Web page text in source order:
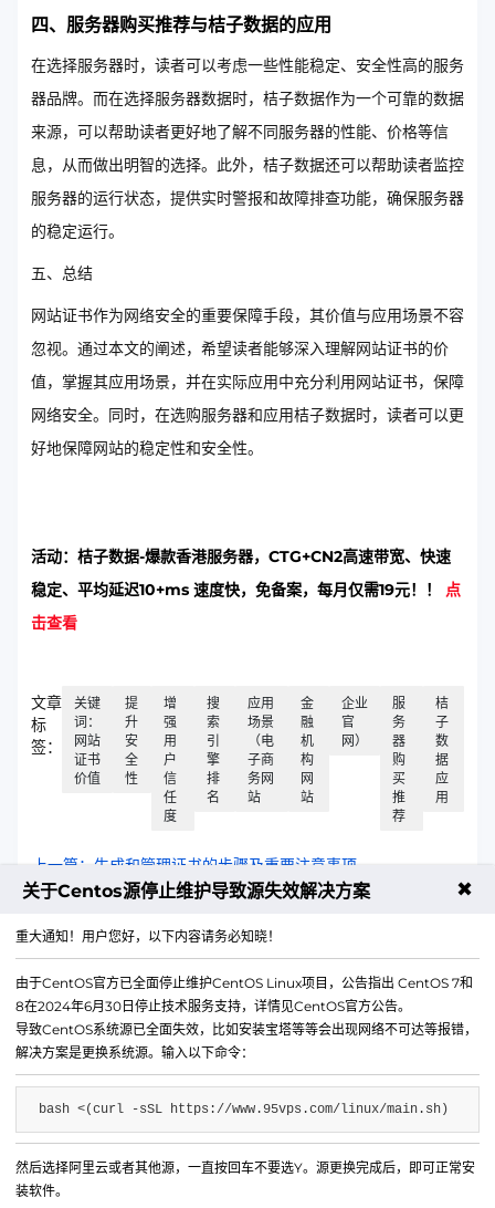
四、服务器购买推荐与桔子数据的应用
在选择服务器时，读者可以考虑一些性能稳定、安全性高的服务
器品牌。而在选择服务器数据时，桔子数据作为一个可靠的数据
来源，可以帮助读者更好地了解不同服务器的性能、价格等信
息，从而做出明智的选择。此外，桔子数据还可以帮助读者监控
服务器的运行状态，提供实时警报和故障排查功能，确保服务器
的稳定运行。
五、总结
网站证书作为网络安全的重要保障手段，其价值与应用场景不容
忽视。通过本文的阐述，希望读者能够深入理解网站证书的价
值，掌握其应用场景，并在实际应用中充分利用网站证书，保障
网络安全。同时，在选购服务器和应用桔子数据时，读者可以更
好地保障网站的稳定性和安全性。
活动：桔子数据-爆款香港服务器，CTG+CN2高速带宽、快速
稳定、平均延迟10+ms 速度快，免备案，每月仅需19元！！ 点
击查看
文章
标
签：
关键
词：
网站
证书
价值
提
升
安
全
性
增
强
用
户
信
任
度
搜
索
引
擎
排
名
应用
场景
（电
子商
务网
站
金
融
机
构
网
站
企业
官
网）
服
务
器
购
买
推
荐
桔
子
数
据
应
用
上一篇：生成和管理证书的步骤及重要注意事项
微信公众号
关于Centos源停止维护导致源失效解决方案 ✖
重大通知！用户您好，以下内容请务必知晓！
由于CentOS官方已全面停止维护CentOS Linux项目，公告指出 CentOS 7和
8在2024年6月30日停止技术服务支持，详情见CentOS官方公告。
导致CentOS系统源已全面失效，比如安装宝塔等等会出现网络不可达等报错，
解决方案是更换系统源。输入以下命令：
bash <(curl -sSL https://www.95vps.com/linux/main.sh)
然后选择阿里云或者其他源，一直按回车不要选Y。源更换完成后，即可正常安
装软件。